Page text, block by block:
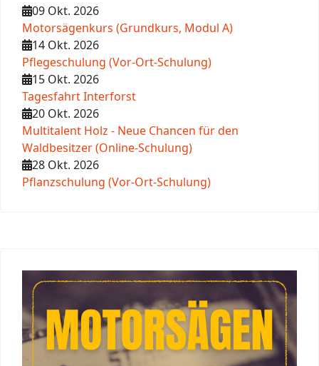
09 Okt. 2026
Motorsägenkurs (Grundkurs, Modul A)
14 Okt. 2026
Pflegeschulung (Vor-Ort-Schulung)
15 Okt. 2026
Tagesfahrt Interforst
20 Okt. 2026
Multitalent Holz - Neue Chancen für den
Waldbesitzer (Online-Schulung)
28 Okt. 2026
Pflanzschulung (Vor-Ort-Schulung)